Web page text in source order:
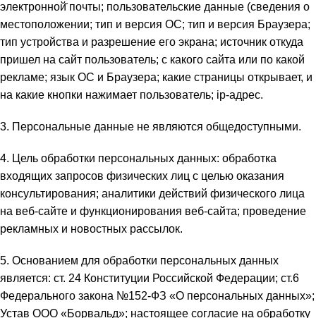
электронной̆ почты; пользовательские данные (сведения о
местоположении; тип и версия ОС; тип и версия Браузера;
тип устройства и разрешение его экрана; источник откуда
пришел на сайт пользователь; с какого сайта или по какой
рекламе; язык ОС и Браузера; какие страницы открывает, и
на какие кнопки нажимает пользователь; ip-адрес.
3. Персональные данные не являются общедоступными.
4. Цель обработки персональных данных: обработка
входящих запросов физических лиц с целью оказания
консультирования; аналитики действий физического лица
на веб-сайте и функционирования веб-сайта; проведение
рекламных и новостных рассылок.
5. Основанием для обработки персональных данных
является: ст. 24 Конституции Российской Федерации; ст.6
Федерального закона №152-ФЗ «О персональных данных»;
Устав ООО «Борвальд»; настоящее согласие на обработку